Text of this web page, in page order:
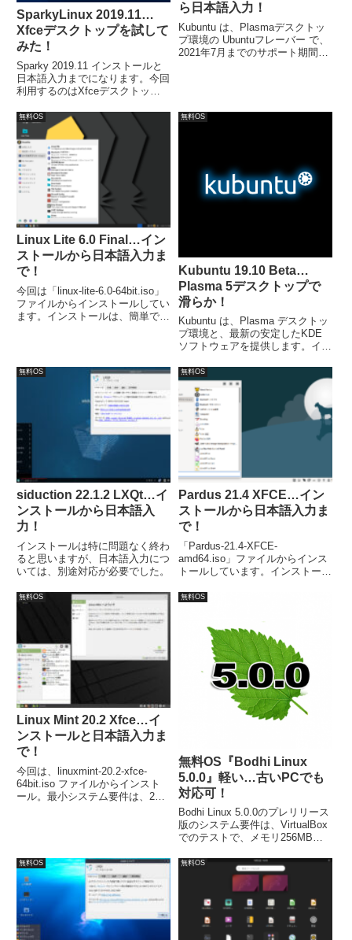
SparkyLinux 2019.11…
Xfceデスクトップを試して
みた！
Sparky 2019.11 インストールと
日本語入力までになります。今回
利用するのはXfceデスクトップ
201911-x86_64-xfce.iso」。イン
ストールの手順は少なく、非常に
簡単に終了します。
ら日本語入力！
Kubuntu は、Plasmaデスクトッ
プ環境の Ubuntuフレーバー で、
2021年7月までのサポート期間に
無料OS
Linux Lite 6.0 Final…イン
ストールから日本語入力ま
で！
今回は「linux-lite-6.0-64bit.iso」
ファイルからインストールしてい
ます。インストールは、簡単でし
無料OS
Kubuntu 19.10 Beta…
Plasma 5デスクトップで
滑らか！
Kubuntu は、Plasma デスクトッ
プ環境と、最新の安定したKDE
ソフトウェアを提供します。イン
beta-desktop-amd64.iso」を利用
し、簡単にインストールが完了。
再起動後は日本語入力が可能。
無料OS
siduction 22.1.2 LXQt…イ
ンストールから日本語入
力！
インストールは特に問題なく終わ
ると思いますが、日本語入力につ
いては、別途対応が必要でした。
無料OS
Pardus 21.4 XFCE…イン
ストールから日本語入力ま
で！
「Pardus-21.4-XFCE-
amd64.iso」ファイルからインス
トールしています。インストール
入力の設定については、別途対応
無料OS
Linux Mint 20.2 Xfce…イ
ンストールと日本語入力ま
で！
今回は、linuxmint-20.2-xfce-
64bit.iso ファイルからインスト
ール。最小システム要件は、2GB
無料OS
無料OS『Bodhi Linux
5.0.0』軽い…古いPCでも
対応可！
Bodhi Linux 5.0.0のプレリリース
版のシステム要件は、VirtualBox
でのテストで、メモリ256MB：
モリ512MB：普通に使える印
象。つまり、CPU：64bit（の場
合）、メモリ：512MB以上。
無料OS 無料OS